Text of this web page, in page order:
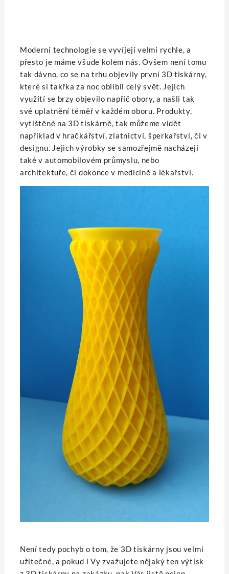
Moderní technologie se vyvíjejí velmi rychle, a
přesto je máme všude kolem nás. Ovšem není tomu
tak dávno, co se na trhu objevily první 3D tiskárny,
které si takřka za noc oblíbil celý svět. Jejich
využití se brzy objevilo napříč obory, a našli tak
své uplatnění téměř v každém oboru. Produkty,
vytištěné na 3D tiskárně, tak můžeme vidět
například v hračkářství, zlatnictví, šperkařství, či v
designu. Jejich výrobky se samozřejmě nacházejí
také v automobilovém průmyslu, nebo
architektuře, či dokonce v medicíně a lékařství.
Není tedy pochyb o tom, že 3D tiskárny jsou velmi
užitečné, a pokud i Vy zvažujete nějaký ten výtisk